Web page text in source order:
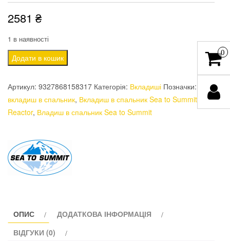
2581 ₴
1 в наявності
Вкладиш
в
Sea
Extreme
Sleeping
Bag
Orange,
Compact,
Mummy
Додати в кошик
Артикул: 9327868158317 Категорія: Вкладиші Позначки:
вкладиш в спальник, Вкладиш в спальник Sea to Summit
Reactor, Владиш в спальник Sea to Summit
ОПИС
ДОДАТКОВА ІНФОРМАЦІЯ
ВІДГУКИ (0)
0